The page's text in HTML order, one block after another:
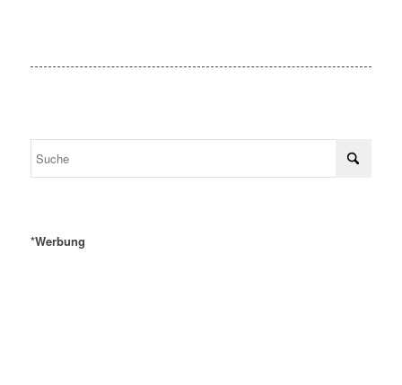
*Werbung